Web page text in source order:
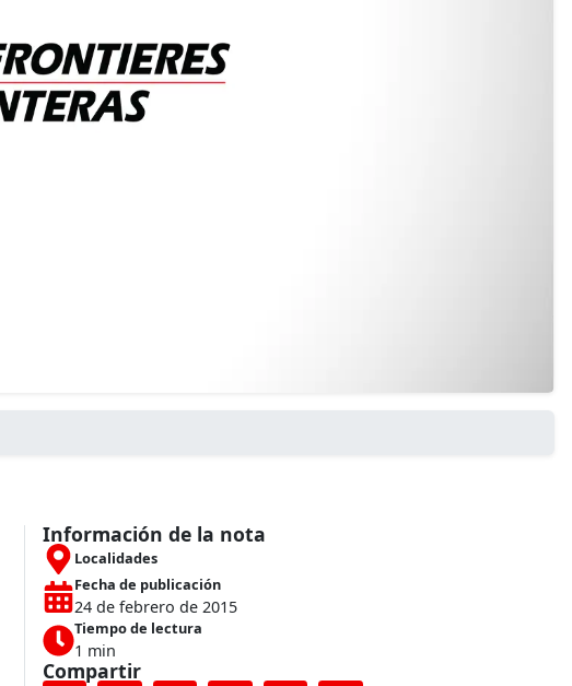
Información de la nota
Localidades
Fecha de publicación
24 de febrero de 2015
Tiempo de lectura
1 min
Compartir